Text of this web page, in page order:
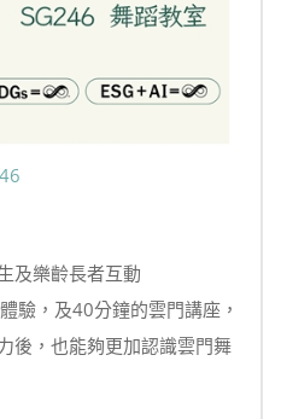
及樂齡長者互動
驗，及40分鐘的雲門講座，
後，也能夠更加認識雲門舞